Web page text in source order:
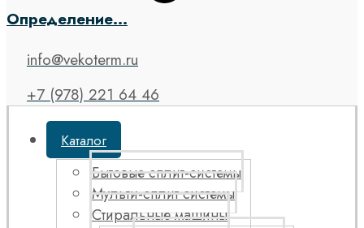
Определение...
info@vekoterm.ru
+7 (978) 221 64 46
Каталог
Бытовые сплит-системы
Мульти-сплит системы
Стиральные машины